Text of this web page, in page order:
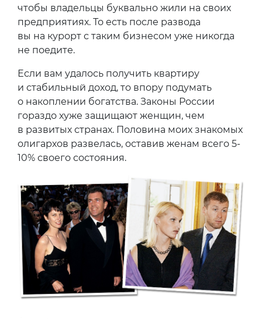
чтобы владельцы буквально жили на своих
предприятиях. То есть после развода
вы на курорт с таким бизнесом уже никогда
не поедите.
Если вам удалось получить квартиру
и стабильный доход, то впору подумать
о накоплении богатства. Законы России
гораздо хуже защищают женщин, чем
в развитых странах. Половина моих знакомых
олигархов развелась, оставив женам всего 5-
10% своего состояния.